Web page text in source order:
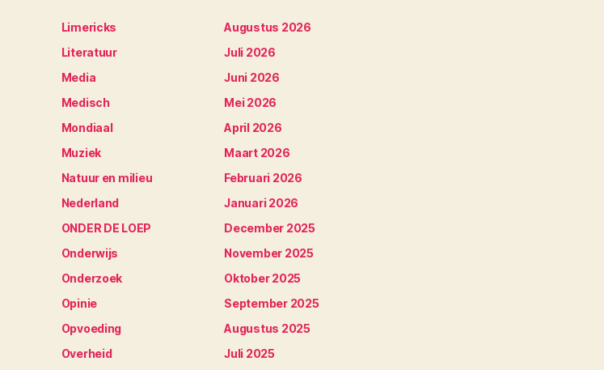
Limericks
Literatuur
Media
Medisch
Mondiaal
Muziek
Natuur en milieu
Nederland
ONDER DE LOEP
Onderwijs
Onderzoek
Opinie
Opvoeding
Overheid
Augustus 2026
Juli 2026
Juni 2026
Mei 2026
April 2026
Maart 2026
Februari 2026
Januari 2026
December 2025
November 2025
Oktober 2025
September 2025
Augustus 2025
Juli 2025